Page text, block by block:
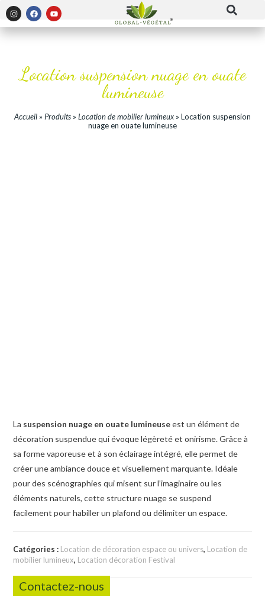
Location suspension nuage en ouate
lumineuse
Accueil » Produits » Location de mobilier lumineux » Location suspension
nuage en ouate lumineuse
La suspension nuage en ouate lumineuseest un élément de
décoration suspendue qui évoque légèreté et onirisme. Grâce à
sa forme vaporeuse et à son éclairage intégré, elle permet de
créer une ambiance douce et visuellement marquante. Idéale
pour des scénographies qui misent sur l’imaginaire ou les
éléments naturels, cette structure nuage se suspend
facilement pour habiller un plafond ou délimiter un espace.
Catégories : Location de décoration espace ou univers, Location de
mobilier lumineux, Location décoration Festival
Contactez-nous